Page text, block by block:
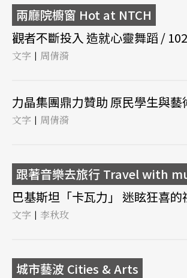
兩廳院櫥窗 Hot at NTCH
觀者不斷投入 造就心靈舞蹈 / 102
文字 | 周倩漪
力晶集團鼎力贊助 原民學生與藝
文字 | 周倩漪
跟著音樂去旅行 Travel with
巴基斯坦「卡瓦力」 迷眩狂喜的
文字 | 李秋玫
城市藝波 Cities & Arts